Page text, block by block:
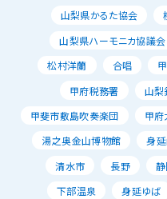
山梨県かるた協会
山梨県ハーモニカ協議会
松村洋蘭
合唱
甲府税務署
山梨
甲斐市敷島吹奏楽団
甲
湯之奥金山博物館
身
清水市
長野
下部温泉
身延ゆば